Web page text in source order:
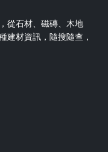
從石材、磁磚、木地
建材資訊，隨搜隨查，